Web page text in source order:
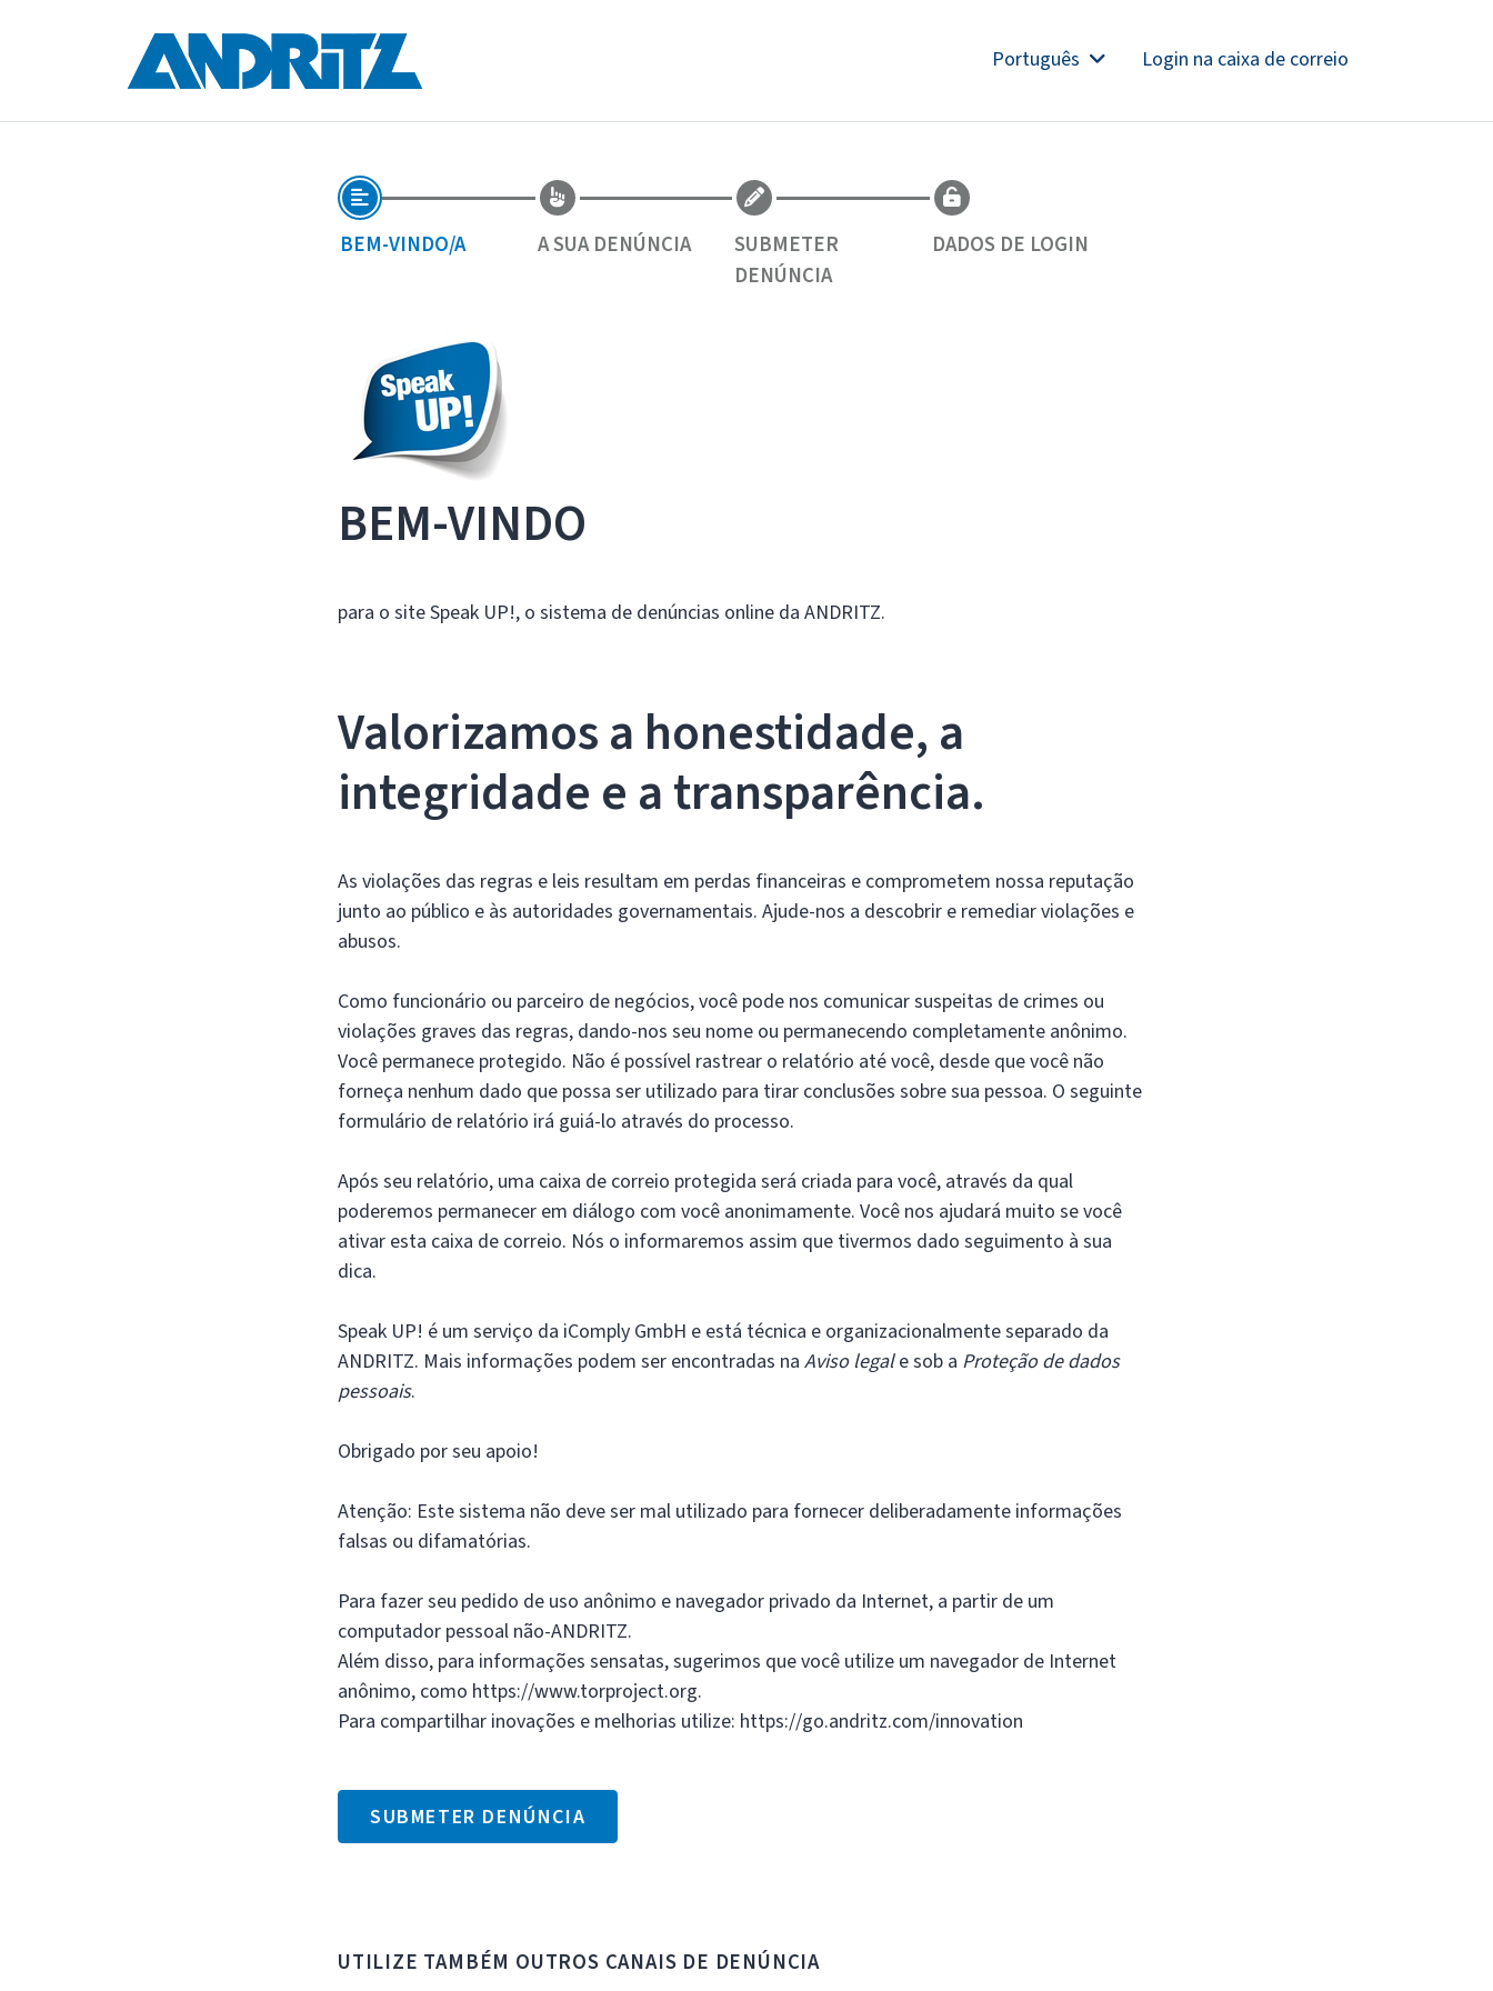
Português Login na caixa de correio
BEM-VINDO/A A SUA DENÚNCIA
SUBMETER
DENÚNCIA
DADOS DE LOGIN
BEM-VINDO
para o site Speak UP!, o sistema de denúncias online da ANDRITZ.
Valorizamos a honestidade, a
integridade e a transparência.
As violações das regras e leis resultam em perdas financeiras e comprometem nossa reputação
junto ao público e às autoridades governamentais. Ajude-nos a descobrir e remediar violações e
abusos.
Como funcionário ou parceiro de negócios, você pode nos comunicar suspeitas de crimes ou
violações graves das regras, dando-nos seu nome ou permanecendo completamente anônimo.
Você permanece protegido. Não é possível rastrear o relatório até você, desde que você não
forneça nenhum dado que possa ser utilizado para tirar conclusões sobre sua pessoa. O seguinte
formulário de relatório irá guiá-lo através do processo.
Após seu relatório, uma caixa de correio protegida será criada para você, através da qual
poderemos permanecer em diálogo com você anonimamente. Você nos ajudará muito se você
ativar esta caixa de correio. Nós o informaremos assim que tivermos dado seguimento à sua
dica.
Speak UP! é um serviço da iComply GmbH e está técnica e organizacionalmente separado da
ANDRITZ. Mais informações podem ser encontradas na Aviso legale sob a Proteção de dados
pessoais.
Obrigado por seu apoio!
Atenção: Este sistema não deve ser mal utilizado para fornecer deliberadamente informações
falsas ou difamatórias.
Para fazer seu pedido de uso anônimo e navegador privado da Internet, a partir de um
computador pessoal não-ANDRITZ.
Além disso, para informações sensatas, sugerimos que você utilize um navegador de Internet
anônimo, como https://www.torproject.org.
Para compartilhar inovações e melhorias utilize: https://go.andritz.com/innovation
SUBMETER DENÚNCIA
UTILIZE TAMBÉM OUTROS CANAIS DE DENÚNCIA